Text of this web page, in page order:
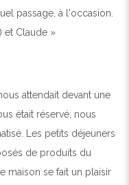
passage, à l'occasion.
et Claude »
attendait devant une
était réservé, nous
Les petits déjeuners
de produits du
maison se fait un plaisir